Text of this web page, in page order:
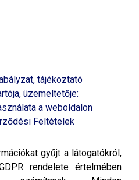
tájékoztató
üzemeltetője:
a weboldalon
Feltételek
gyűjt a látogatókról,
rendelete értelmében